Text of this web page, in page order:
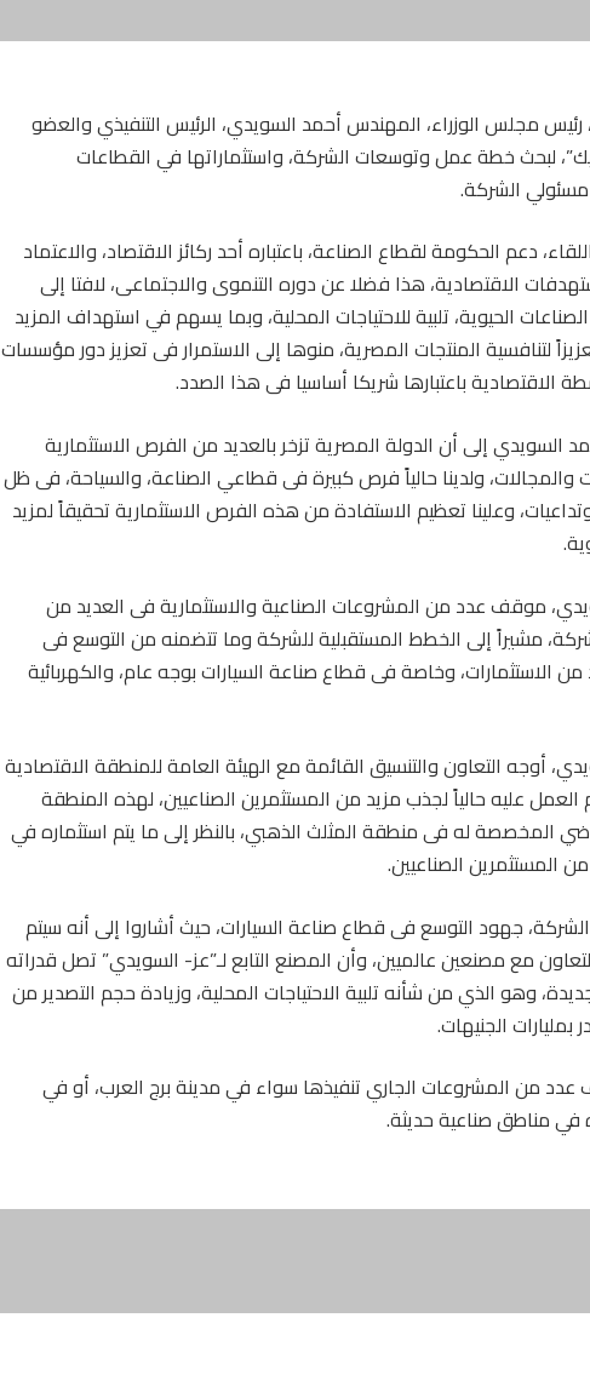
مجلس الوزراء، المهندس أحمد السويدي، الرئيس التنفيذي والعضو
لبحث خطة عمل وتوسعات الشركة، واستثماراتها في القطاعات
الشركة.
دعم الحكومة لقطاع الصناعة، باعتباره أحد ركائز الاقتصاد، والاعتماد
الاقتصادية، هذا فضلا عن دوره التنموى والاجتماعى، لافتا إلى
الحيوية، تلبية للاحتياجات المحلية، وبما يسهم في استهداف المزيد
لتنافسية المنتجات المصرية، منوها إلى الاستمرار فى تعزيز دور مؤسسات
الاقتصادية باعتبارها شريكا أساسيا فى هذا الصدد.
السويدي إلى أن الدولة المصرية تزخر بالعديد من الفرص الاستثمارية
والمجالات، ولدينا حالياً فرص كبيرة فى قطاعي الصناعة، والسياحة، فى ظل
وعلينا تعظيم الاستفادة من هذه الفرص الاستثمارية تحقيقاً لمزيد
موقف عدد من المشروعات الصناعية والاستثمارية فى العديد من
مشيراً إلى الخطط المستقبلية للشركة وما تتضمنه من التوسع فى
الاستثمارات، وخاصة فى قطاع صناعة السيارات بوجه عام، والكهربائية
أوجه التعاون والتنسيق القائمة مع الهيئة العامة للمنطقة الاقتصادية
العمل عليه حالياً لجذب مزيد من المستثمرين الصناعيين، لهذه المنطقة
المخصصة له فى منطقة المثلث الذهبي، بالنظر إلى ما يتم استثماره في
المستثمرين الصناعيين.
جهود التوسع فى قطاع صناعة السيارات، حيث أشاروا إلى أنه سيتم
مع مصنعين عالميين، وأن المصنع التابع لـ”عز- السويدي” تصل قدراته
80 ألف سيارة جديدة، وهو الذي من شأنه تلبية الاحتياجات المحلية، وزيادة حجم التصدير من
الجنيهات.
من المشروعات الجاري تنفيذها سواء في مدينة برج العرب، أو في
في مناطق صناعية حديثة.